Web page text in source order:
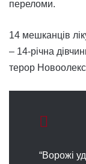
переломи.
14 мешканців
– 14-річна
терор
“Ворожі